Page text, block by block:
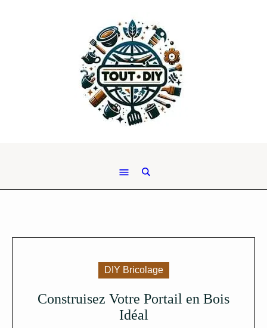
DIY Bricolage
Construisez Votre Portail en Bois
Idéal